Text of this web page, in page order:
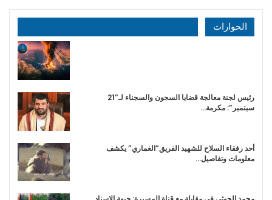
الحوارات
رئيس لجنة معالجة قضايا السجون والسجناء لـ”21
سبتمبر”: مكرمة…
أحد رفقاء السلاح للشهيد الفريق”الغماري” يكشف
معلومات وتفاصيل…